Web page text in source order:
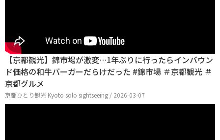
【京都観光】錦市場が激変…1年ぶりに行ったらインバウン
ド価格の和牛バーガーだらけだった #錦市場 ＃京都観光 ＃
京都グルメ
京都ひとり観光 Kyoto solo sightseeing / 2026-03-07